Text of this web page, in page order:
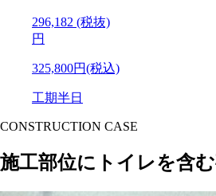
296,182 (税抜)
円
325,800円(税込)
工期半日
CONSTRUCTION CASE
施工部位にトイレを含